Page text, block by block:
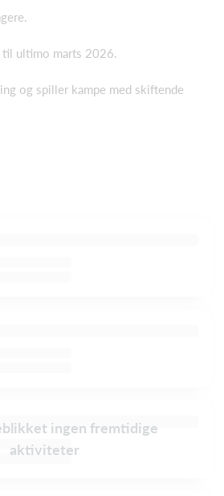
ultimo marts 2026.
og spiller kampe med skiftende
ingen fremtidige
aktiviteter